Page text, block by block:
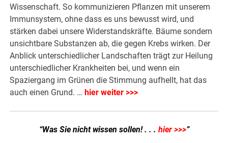
Wissenschaft. So kommunizieren Pflanzen mit unserem
Immunsystem, ohne dass es uns bewusst wird, und
stärken dabei unsere Widerstandskräfte. Bäume sondern
unsichtbare Substanzen ab, die gegen Krebs wirken. Der
Anblick unterschiedlicher Landschaften trägt zur Heilung
unterschiedlicher Krankheiten bei, und wenn ein
Spaziergang im Grünen die Stimmung aufhellt, hat das
auch einen Grund. …hier weiter >>>
“Was Sie nicht wissen sollen! . . . hier >>>”